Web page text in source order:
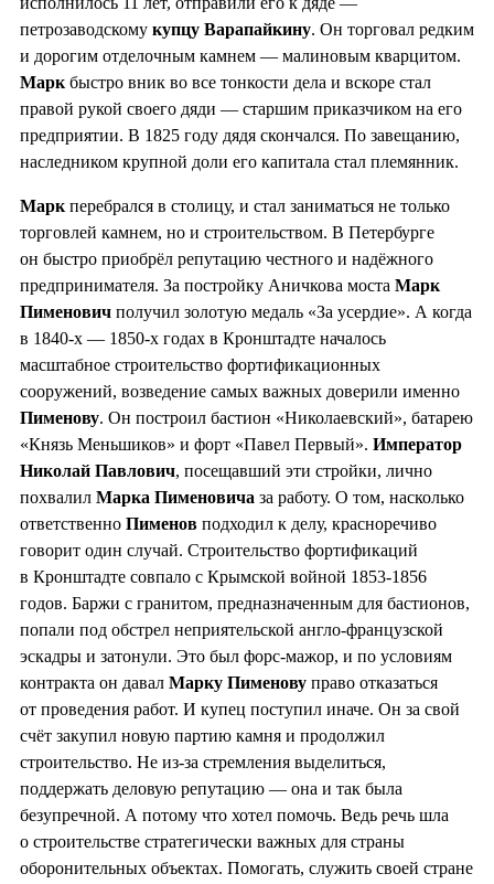
петрозаводскому купцу Варапайкину. Он торговал редким
и дорогим отделочным камнем — малиновым кварцитом.
Маркбыстро вник во все тонкости дела и вскоре стал
правой рукой своего дяди — старшим приказчиком на его
предприятии. В 1825 году дядя скончался. По завещанию,
наследником крупной доли его капитала стал племянник.
Маркперебрался в столицу, и стал заниматься не только
торговлей камнем, но и строительством. В Петербурге
он быстро приобрёл репутацию честного и надёжного
предпринимателя. За постройку Аничкова моста Марк
Пименович получил золотую медаль «За усердие». А когда
в 1840-х — 1850-х годах в Кронштадте началось
масштабное строительство фортификационных
сооружений, возведение самых важных доверили именно
Пименову. Он построил бастион «Николаевский», батарею
«Князь Меньшиков» и форт «Павел Первый». Император
Николай Павлович, посещавший эти стройки, лично
похвалил Марка Пименовича за работу. О том, насколько
ответственно Пименов подходил к делу, красноречиво
говорит один случай. Строительство фортификаций
в Кронштадте совпало с Крымской войной 1853-1856
годов. Баржи с гранитом, предназначенным для бастионов,
попали под обстрел неприятельской англо-французской
эскадры и затонули. Это был форс-мажор, и по условиям
контракта он давал Марку Пименову право отказаться
от проведения работ. И купец поступил иначе. Он за свой
счёт закупил новую партию камня и продолжил
строительство. Не из-за стремления выделиться,
поддержать деловую репутацию — она и так была
безупречной. А потому что хотел помочь. Ведь речь шла
о строительстве стратегически важных для страны
оборонительных объектах. Помогать, служить своей стране